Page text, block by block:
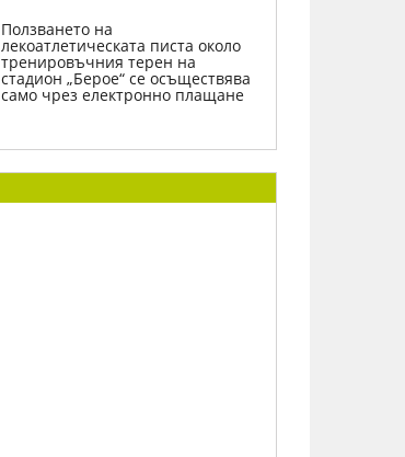
Ползването на
лекоатлетическата писта около
тренировъчния терен на
стадион „Берое“ се осъществява
само чрез електронно плащане